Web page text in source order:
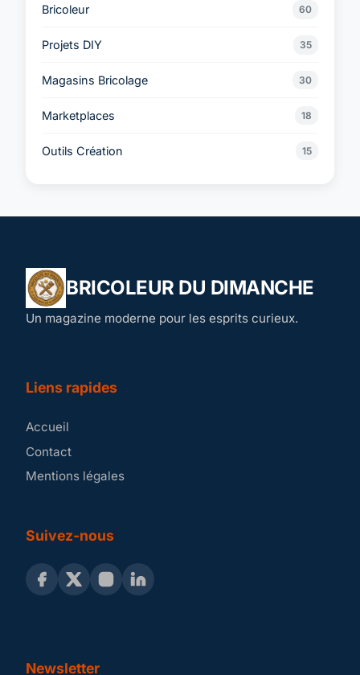
Bricoleur 60
Projets DIY 35
Magasins Bricolage 30
Marketplaces 18
Outils Création 15
BRICOLEUR DU DIMANCHE
Un magazine moderne pour les esprits curieux.
Liens rapides
Accueil
Contact
Mentions légales
Suivez-nous
Newsletter